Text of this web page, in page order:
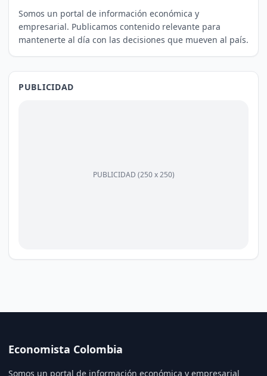
Somos un portal de información económica y
empresarial. Publicamos contenido relevante para
mantenerte al día con las decisiones que mueven al país.
PUBLICIDAD
PUBLICIDAD (250 x 250)
Economista Colombia
Somos un portal de información económica y empresarial